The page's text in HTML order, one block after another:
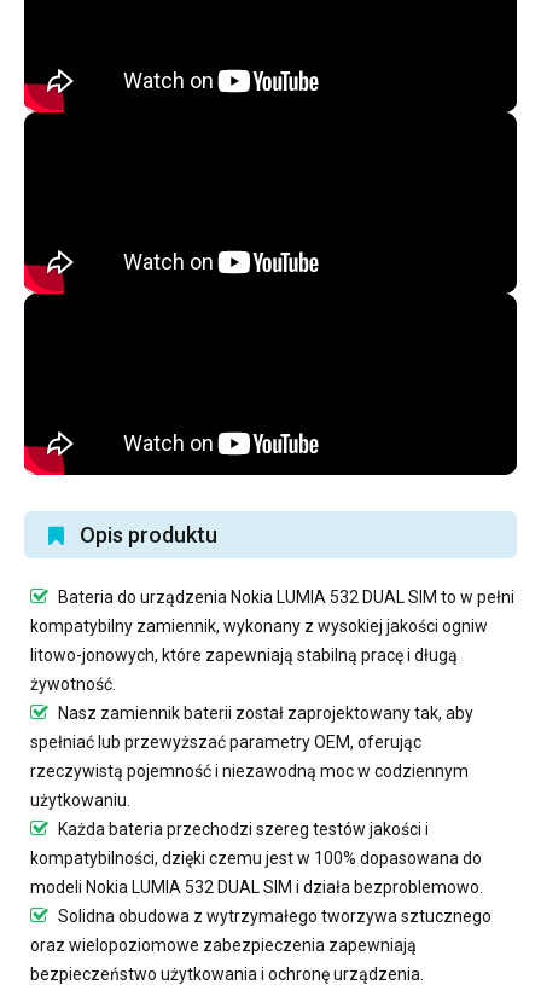
Opis produktu
Bateria do urządzenia Nokia LUMIA 532 DUAL SIM to w pełni
kompatybilny zamiennik, wykonany z wysokiej jakości ogniw
litowo-jonowych, które zapewniają stabilną pracę i długą
żywotność.
Nasz zamiennik baterii został zaprojektowany tak, aby
spełniać lub przewyższać parametry OEM, oferując
rzeczywistą pojemność i niezawodną moc w codziennym
użytkowaniu.
Każda bateria przechodzi szereg testów jakości i
kompatybilności, dzięki czemu jest w 100% dopasowana do
modeli Nokia LUMIA 532 DUAL SIM i działa bezproblemowo.
Solidna obudowa z wytrzymałego tworzywa sztucznego
oraz wielopoziomowe zabezpieczenia zapewniają
bezpieczeństwo użytkowania i ochronę urządzenia.